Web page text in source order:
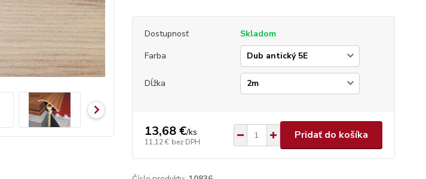
Dostupnosť
Skladom
Farba
Dĺžka
13,68 €/ks
11,12 € bez DPH
Pridať do košíka